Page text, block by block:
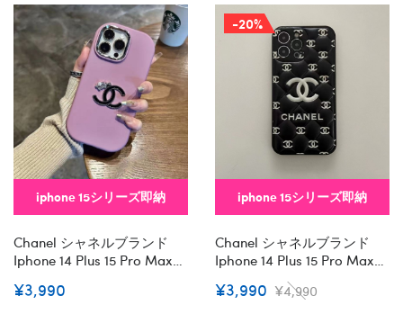
帳型バッグ型iphone 15/14
Pro/15 Pro Max Xs/8/7 Plus
カバー ストラップ付 カード
入れiphone14/13 Pro Max ス
マホケース コピー
ケース ジャケットスマホケ
ース コピーセレブ愛用全機
種対応ハイブランドケース
パロディiphone14/13 Pro
Max スマホケース コピー
iphone 15シリーズ即納
Chanel シャネルブランド
Iphone 14 Plus 15 Pro Maxケ
ン15 14+ 13 Pro Max レディ
¥3,990
-20%
iphone 15シリーズ即納
Chanel シャネルブランド
Iphone 14 Plus 15 Pro Maxケ
ースハイブランド アイフォ
ン15 14+ 13 Pro Max レディ
¥3,990 ¥4,990